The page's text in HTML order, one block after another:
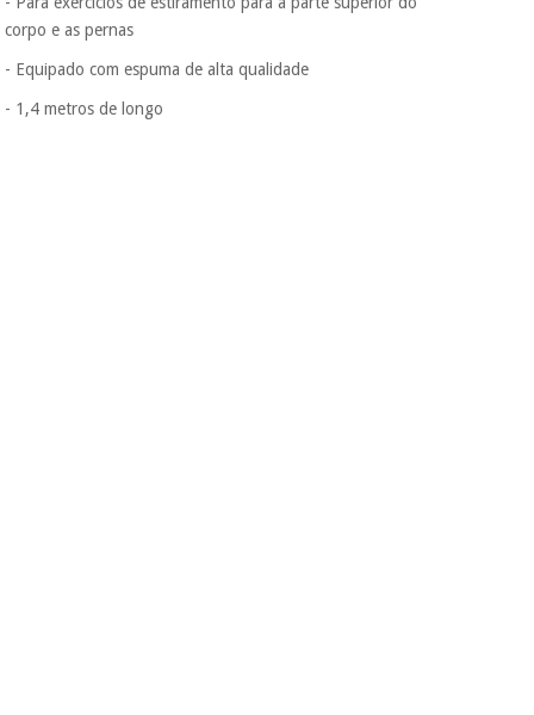
corpo e as pernas
- Equipado com espuma de alta qualidade
- 1,4 metros de longo